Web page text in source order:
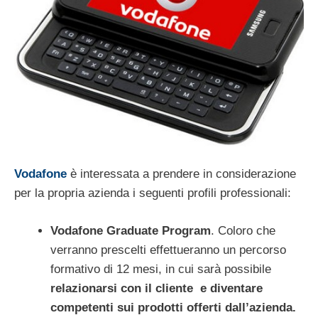
Vodafone è interessata a prendere in considerazione
per la propria azienda i seguenti profili professionali:
Vodafone Graduate Program. Coloro che
verranno prescelti effettueranno un percorso
formativo di 12 mesi, in cui sarà possibile
relazionarsi con il cliente e diventare
competenti sui prodotti offerti dall’azienda.